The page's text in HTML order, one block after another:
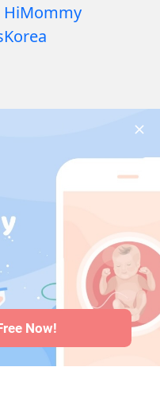
HiMommy
Korea
Now!